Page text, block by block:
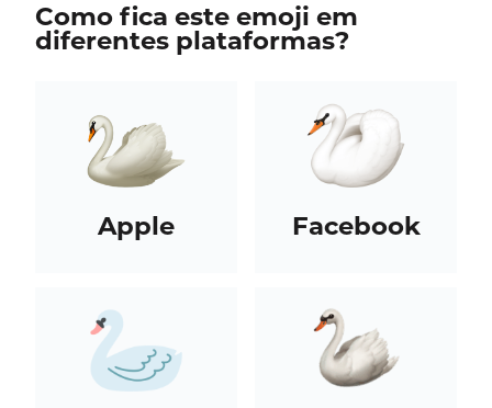
Como fica este emoji em
diferentes plataformas?
Apple Facebook